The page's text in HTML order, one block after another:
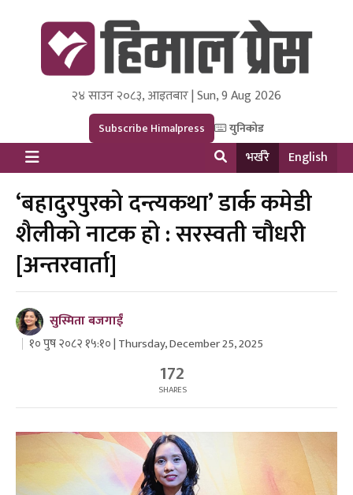
Himal Press
Dot NewsyNepal Media and Research Pvt Ltd.
२४ साउन २०८३, आइतबार | Sun, 9 Aug 2026
Subscribe Himalpress युनिकोड
भर्खरै English
‘बहादुरपुरको दन्त्यकथा’ डार्क कमेडी
शैलीको नाटक हो : सरस्वती चौधरी
[अन्तरवार्ता]
सुस्मिता बजगाईं
१० पुष २०८२ १५:१० | Thursday, December 25, 2025
172
SHARES